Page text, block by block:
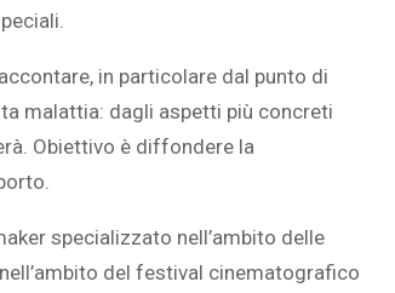
in particolare dal punto di
malattia: dagli aspetti più concreti
Obiettivo è diffondere la
specializzato nell’ambito delle
del festival cinematografico
ASSENZA DI FIGLI IN ETÀ
ADULTA